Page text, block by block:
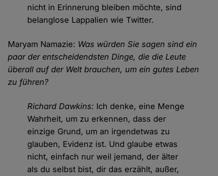
nicht in Erinnerung bleiben möchte, sind
belanglose Lappalien wie Twitter.
Maryam Namazie: Was würden Sie sagen sind ein
paar der entscheidendsten Dinge, die die Leute
überall auf der Welt brauchen, um ein gutes Leben
zu führen?
Richard Dawkins: Ich denke, eine Menge
Wahrheit, um zu erkennen, dass der
einzige Grund, um an irgendetwas zu
glauben, Evidenz ist. Und glaube etwas
nicht, einfach nur weil jemand, der älter
als du selbst bist, dir das erzählt, außer,